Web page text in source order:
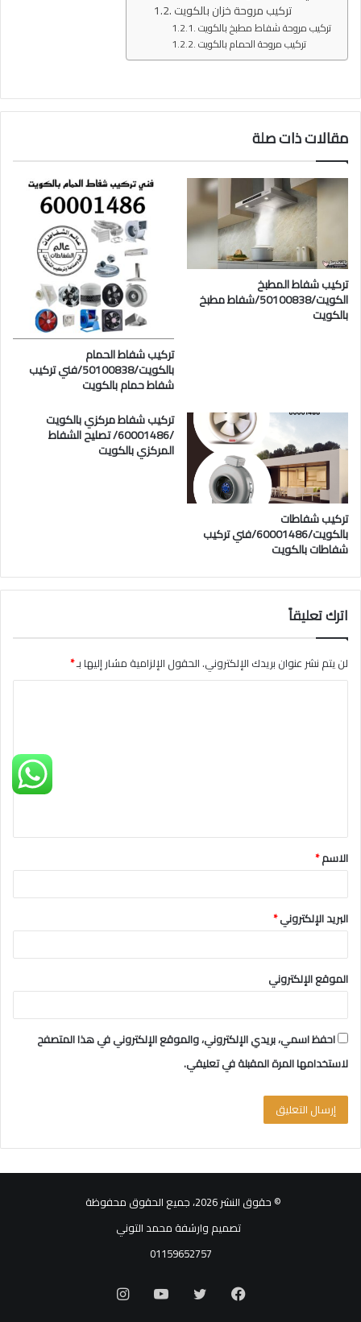
تركيب مروحة خزان بالكويت
تركيب مروحة شفاط مطبخ بالكويت
تركيب مروحة الحمام بالكويت
مقالات ذات صلة
تركيب شفاط المطبخ
الكويت/50100838/شفاط مطبخ
بالكويت
تركيب شفاط الحمام
بالكويت/50100838/فني تركيب
شفاط حمام بالكويت
تركيب شفاطات
بالكويت/60001486/فني تركيب
شفاطات بالكويت
تركيب شفاط مركزي بالكويت
/60001486/ تصليح الشفاط
المركزي بالكويت
اترك تعليقاً
لن يتم نشر عنوان بريدك الإلكتروني.الحقول الإلزامية مشار إليها بـ*
ق
*
الاسم*
البريد الإلكتروني*
الموقع الإلكتروني
احفظ اسمي، بريدي الإلكتروني، والموقع الإلكتروني في هذا المتصفح
لاستخدامها المرة المقبلة في تعليقي.
© حقوق النشر 2026، جميع الحقوق محفوظة
تصميم وارشفة محمد التوني
01159652757
فيسبوك يوتيوبانستقرام